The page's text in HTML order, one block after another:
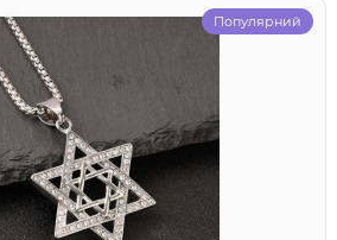
Популярний